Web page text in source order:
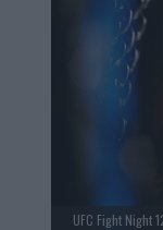
UFC Fight Night